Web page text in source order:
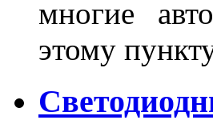
многие
этому